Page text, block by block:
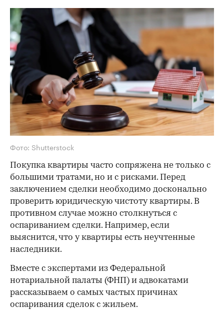
Фото: Shutterstock
Покупка квартиры часто сопряжена не только с
большими тратами, но и с рисками. Перед
заключением сделки необходимо досконально
проверить юридическую чистоту квартиры. В
противном случае можно столкнуться с
оспариванием сделки. Например, если
выяснится, что у квартиры есть неучтенные
наследники.
Вместе с экспертами из Федеральной
нотариальной палаты (ФНП) и адвокатами
рассказываем о самых частых причинах
оспаривания сделок с жильем.